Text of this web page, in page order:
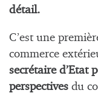
détail.
C’est une
commerce
secrétaire d’Etat
perspectives du